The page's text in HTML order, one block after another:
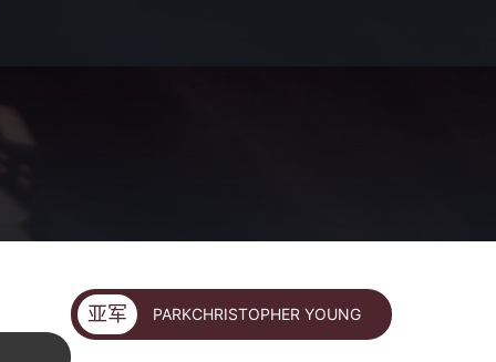
亚军 PARKCHRISTOPHER YOUNG